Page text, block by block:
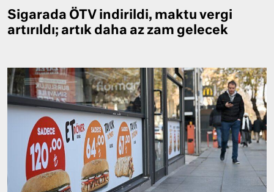
Sigarada ÖTV indirildi, maktu vergi
artırıldı; artık daha az zam gelecek